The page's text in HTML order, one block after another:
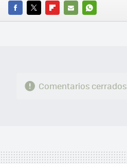
FACEBOOK
TWITTERFLIPBOARD
E-
WHATSAPP
Comentarios cerrados